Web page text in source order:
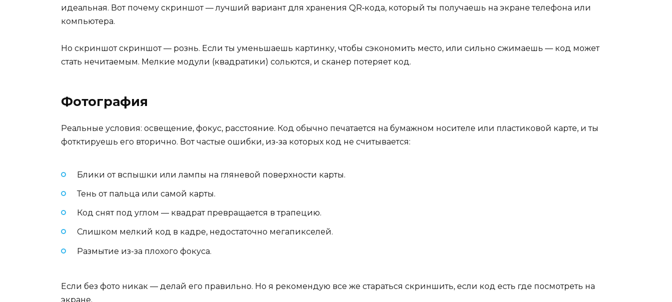
идеальная. Вот почему скриншот — лучший вариант для хранения QR‑кода, который ты получаешь на экране телефона или
компьютера.
Но скриншот скриншот — рознь. Если ты уменьшаешь картинку, чтобы сэкономить место, или сильно сжимаешь — код может
стать нечитаемым. Мелкие модули (квадратики) сольются, и сканер потеряет код.
Фотография
Реальные условия: освещение, фокус, расстояние. Код обычно печатается на бумажном носителе или пластиковой карте, и ты
фотктируешь его вторично. Вот частые ошибки, из-за которых код не считывается:
Блики от вспышки или лампы на гляневой поверхности карты.
Тень от пальца или самой карты.
Код снят под углом — квадрат превращается в трапецию.
Слишком мелкий код в кадре, недостаточно мегапикселей.
Размытие из-за плохого фокуса.
Если без фото никак — делай его правильно. Но я рекомендую все же стараться скриншить, если код есть где посмотреть на
экране.